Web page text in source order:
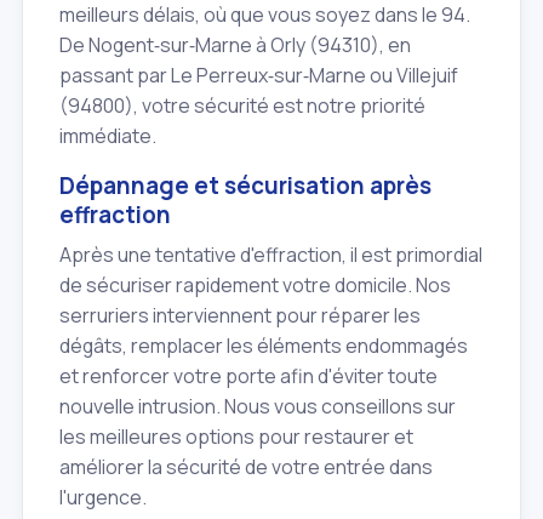
meilleurs délais, où que vous soyez dans le 94.
De Nogent‑sur‑Marne à Orly (94310), en
passant par Le Perreux‑sur‑Marne ou Villejuif
(94800), votre sécurité est notre priorité
immédiate.
Dépannage et sécurisation après
effraction
Après une tentative d'effraction, il est primordial
de sécuriser rapidement votre domicile. Nos
serruriers interviennent pour réparer les
dégâts, remplacer les éléments endommagés
et renforcer votre porte afin d'éviter toute
nouvelle intrusion. Nous vous conseillons sur
les meilleures options pour restaurer et
améliorer la sécurité de votre entrée dans
l'urgence.